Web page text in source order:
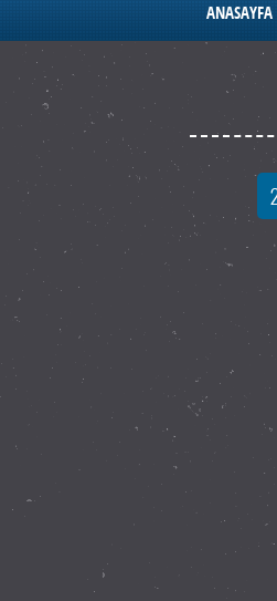
ANASAYFA